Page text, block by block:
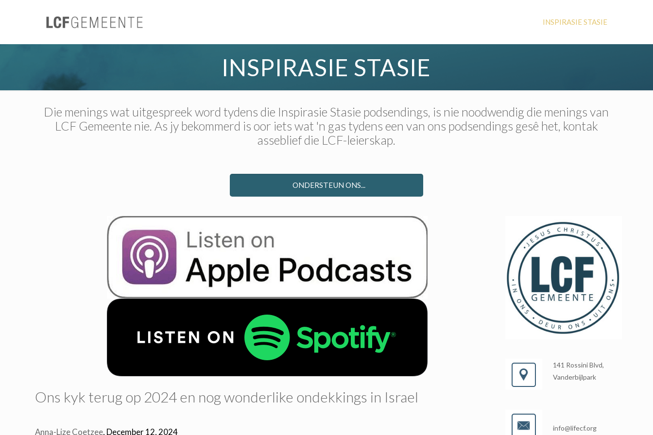
INSPIRASIE STASIE
INSPIRASIE STASIE
Die menings wat uitgespreek word tydens die Inspirasie Stasie podsendings, is nie noodwendig die menings van
LCF Gemeente nie. As jy bekommerd is oor iets wat 'n gas tydens een van ons podsendings gesê het, kontak
asseblief die LCF-leierskap.
ONDERSTEUN ONS...
Ons kyk terug op 2024 en nog wonderlike ondekkings in Israel
Anna-Lize Coetzee, December 12, 2024
141 Rossini Blvd,
Vanderbijlpark
info@lifecf.org